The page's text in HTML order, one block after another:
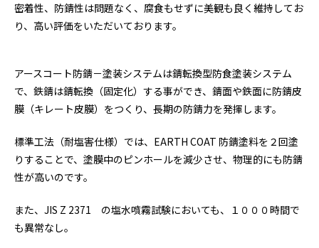
密着性、防錆性は問題なく、腐食もせずに美観も良く維持してお
り、高い評価をいただいております。
アースコート防錆－塗装システムは錆転換型防食塗装システム
で、鉄錆は錆転換（固定化）する事ができ、錆面や鉄面に防錆皮
膜（キレート皮膜）をつくり、長期の防錆力を発揮します。
標準工法（耐塩害仕様）では、EARTH COAT 防錆塗料を２回塗
りすることで、塗膜中のピンホールを減少させ、物理的にも防錆
性が高いのです。
また、JIS Z 2371 の塩水噴霧試験においても、１０００時間で
も異常なし。